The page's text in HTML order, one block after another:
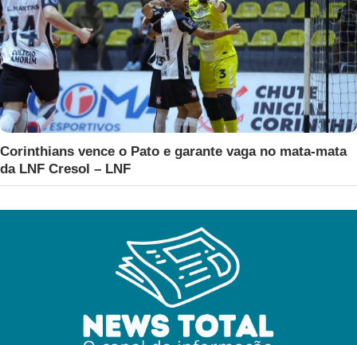
Corinthians vence o Pato e garante vaga no mata-mata
da LNF Cresol – LNF